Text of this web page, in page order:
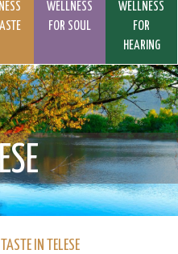
WELLNESS
FOR SOUL
WELLNESS
FOR
HEARING
IN TELESE